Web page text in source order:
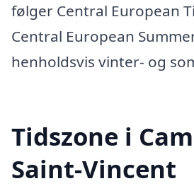
følger Central European
Central European
henholdsvis vinter- og
Tidszone i
Saint-Vincent